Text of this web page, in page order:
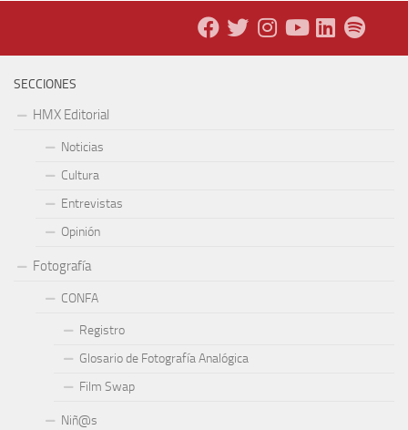
SECCIONES
HMX Editorial
Noticias
Cultura
Entrevistas
Opinión
Fotografía
CONFA
Registro
Glosario de Fotografía Analógica
Film Swap
Niñ@s